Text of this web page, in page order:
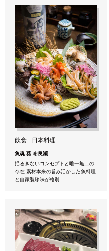
飲食 日本料理
魚魂 葵 布良瀬
揺るぎないコンセプトと唯一無二の
存在 素材本来の旨み活かした魚料理
と自家製珍味が格別